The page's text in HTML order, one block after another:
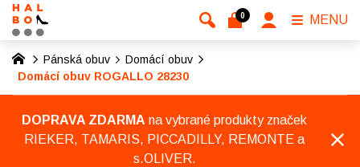
Pánská obuv
Domácí obuv
Domácí obuv ROGALLO 28230
DOPRAVA ZDARMA na vybrané produkty značek
RIEKER, TAMARIS, PICCADILLY, REMONTE a
s.OLIVER.
0 MENU